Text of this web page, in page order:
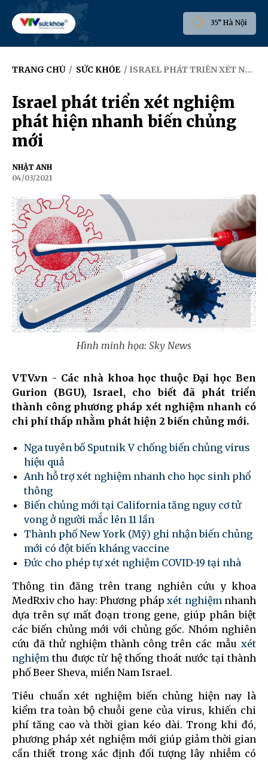
35° Hà Nội
TRANG CHỦ / SỨC KHỎE / ISRAEL PHÁT TRIỂN XÉT NGHIỆM PHÁT HIỆN NHANH BIẾN CHỦNG MỚI
Israel phát triển xét nghiệm
phát hiện nhanh biến chủng
mới
NHẬT ANH
04/03/2021
Hình minh họa: Sky News
VTV.vn - Các nhà khoa học thuộc Đại học Ben
Gurion (BGU), Israel, cho biết đã phát triển
thành công phương pháp xét nghiệm nhanh có
chi phí thấp nhằm phát hiện 2 biến chủng mới.
Nga tuyên bố Sputnik V chống biến chủng virus
hiệu quả
Anh hỗ trợ xét nghiệm nhanh cho học sinh phổ
thông
Biến chủng mới tại California tăng nguy cơ tử
vong ở người mắc lên 11 lần
Thành phố New York (Mỹ) ghi nhận biến chủng
mới có đột biến kháng vaccine
Đức cho phép tự xét nghiệm COVID-19 tại nhà
Thông tin đăng trên trang nghiên cứu y khoa
MedRxiv cho hay: Phương phápxét nghiệm nhanh
dựa trên sự mất đoạn trong gene, giúp phân biệt
các biến chủng mới với chủng gốc. Nhóm nghiên
cứu đã thử nghiệm thành công trên các mẫu xét
nghiệm thu được từ hệ thống thoát nước tại thành
phố Beer Sheva, miền Nam Israel.
Tiêu chuẩn xét nghiệm biến chủng hiện nay là
kiểm tra toàn bộ chuỗi gene của virus, khiến chi
phí tăng cao và thời gian kéo dài. Trong khi đó,
phương pháp xét nghiệm mới giúp giảm thời gian
cần thiết trong xác định đối tượng lây nhiễm có